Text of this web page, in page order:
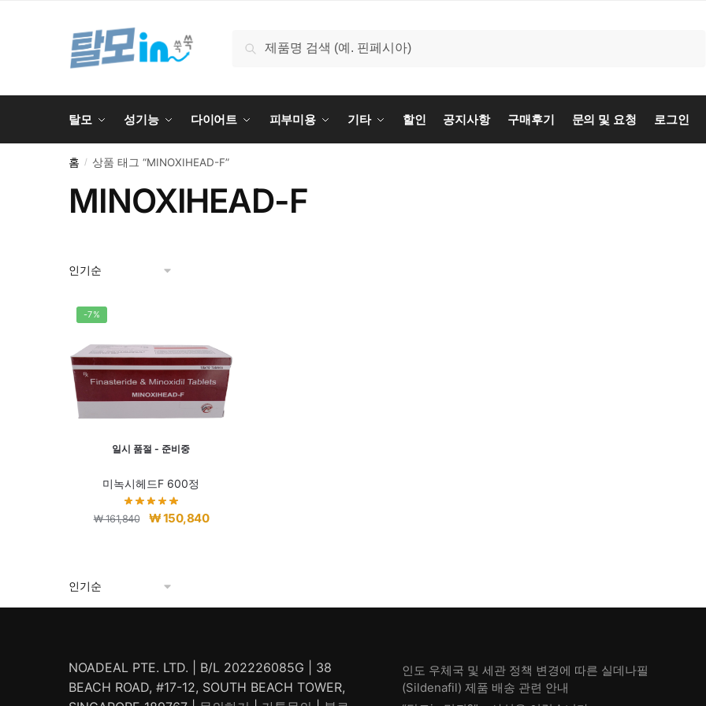
검색
탈모 성기능 다이어트 피부미용 기타 할인 공지사항 구매후기 문의 및 요청 로그인
홈 / 상품 태그 “MINOXIHEAD-F”
MINOXIHEAD-F
-7%
일시 품절 - 준비중
미녹시헤드F 600정
₩161,840
원
₩ 161,840.
₩150,840현
NOADEAL PTE. LTD. | B/L 202226085G | 38
BEACH ROAD, #17-12, SOUTH BEACH TOWER,
인도 우체국 및 세관 정책 변경에 따른 실데나필
(Sildenafil) 제품 배송 관련 안내